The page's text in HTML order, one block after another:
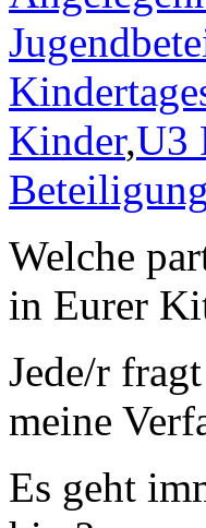
Kinder,U3
Beteiligung
Welche
in Eurer
Jede/r
meine
Es geht